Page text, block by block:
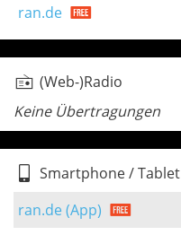
ran.de
(Web-)Radio
Keine Übertragungen
Smartphone / Tablet
ran.de (App)